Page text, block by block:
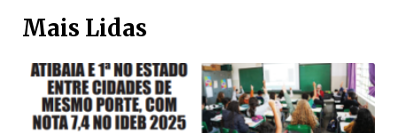
Mais Lidas